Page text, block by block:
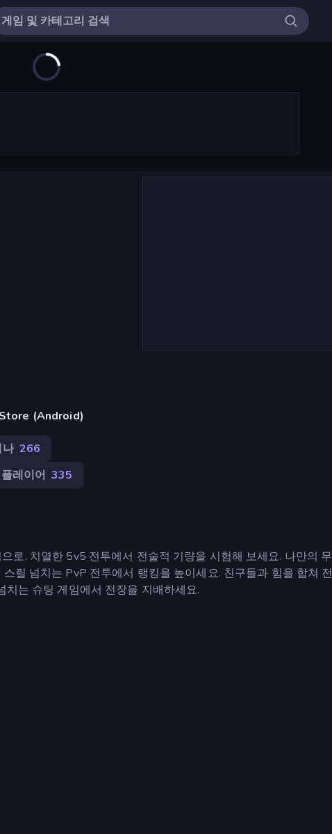
(Android)
266
레이어 335
로, 치열한 5v5 전투에서 전술적 기량을 시험해 보세요. 나만의 무
릴 넘치는 PvP 전투에서 랭킹을 높이세요. 친구들과 힘을 합쳐 전
는 슈팅 게임에서 전장을 지배하세요.